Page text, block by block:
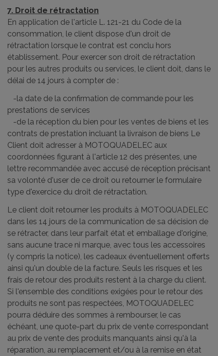
7. Droit de rétractation
En application de l'article L. 121-21 du Code de la
consommation, le client dispose d'un droit de
rétractation lorsque le contrat est conclu hors
établissement. Pour exercer son droit de rétractation
pour les autres produits ou services, le client doit, dans le
délai de 14 jours à compter de :
-la date de la confirmation de commande pour les
prestations de services
-de la réception du bien pour les ventes de biens et les
contrats de prestation incluant la livraison de biens Le
Client doit adresser à MOTOQUADELEC aux
coordonnées figurant à l'article 12 des présentes, une
lettre recommandée avec accusé de réception précisant
sa volonté d'user de ce droit ou retourner le formulaire
type d'exercice du droit de rétractation.
Le client doit retourner les produits à MOTOQUADELEC
dans les 14 jours de la communication de sa décision de
se rétracter, dans leur parfait état et emballage d'origine,
sans aucune trace ni marque, avec tous les accessoires
(y compris la notice), les cadeaux éventuellement offerts
ainsi qu'un double de la facture. Seuls les risques et les
frais de retour des produits restent à la charge du client.
Si l'ensemble des conditions exigées pour le retour des
produits ne sont pas respectées, MOTOQUADELEC
pourra déduire des sommes à rembourser, le cas
échéant, une quote-part du prix de vente correspondant
au prix de vente des produits manquants ainsi qu'à la
réparation, au remplacement et/ou à la remise en état